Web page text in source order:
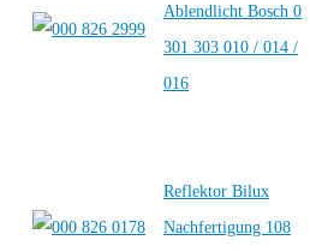
Ablendlicht Bosch 0
301 303 010 / 014 /
016
Reflektor Bilux
Nachfertigung 108